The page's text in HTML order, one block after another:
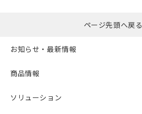
ページ先頭へ戻る
お知らせ・最新情報
商品情報
ソリューション